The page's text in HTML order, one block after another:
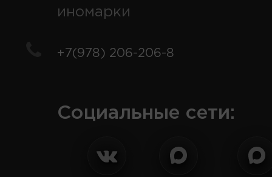
иномарки
+7(978) 206-206-8
Социальные сети: